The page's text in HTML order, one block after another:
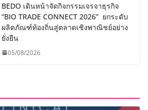
BEDO เดินหน้าจัดกิจกรรมเจรจาธุรกิจ
“BIO TRADE CONNECT 2026” ยกระดับ
ผลิตภัณฑ์ท้องถิ่นสู่ตลาดเชิงพาณิชย์อย่าง
ยั่งยืน
05/08/2026